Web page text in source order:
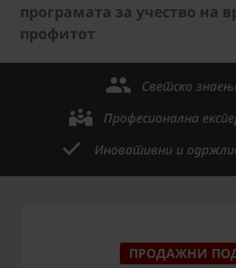
програмата за учество на
профитот
Светско
Професионална
Иновативни и
ПРОДАЖНИ